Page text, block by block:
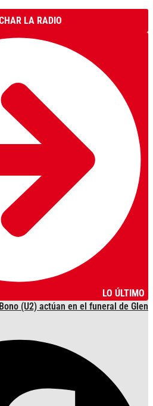
LA RADIO
LO ÚLTIMO
(U2) actúan en el funeral de Glen